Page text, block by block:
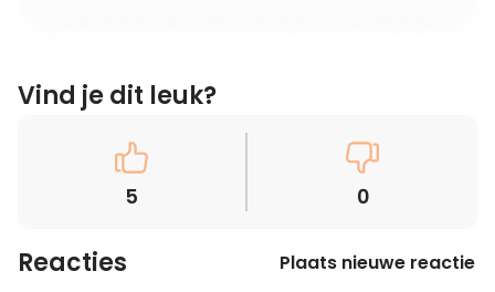
Vind je dit leuk?
5 0
Reacties Plaats nieuwe reactie